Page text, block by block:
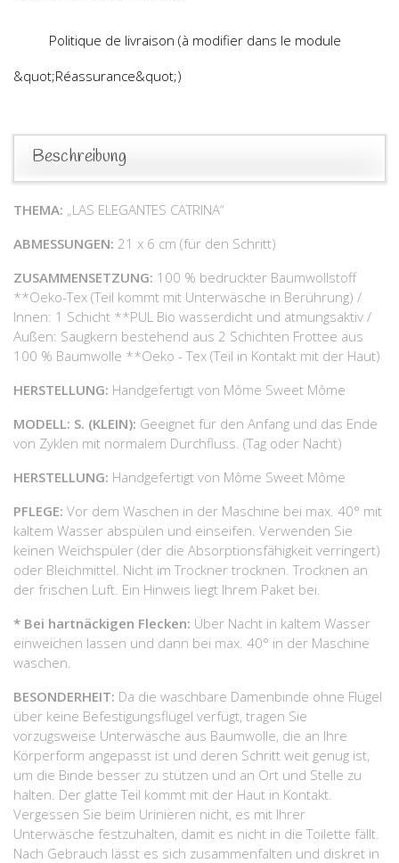
Politique de livraison (à modifier dans le module
&quot;Réassurance&quot;)
Beschreibung
THEMA: „LAS ELEGANTES CATRINA“
ABMESSUNGEN: 21 x 6 cm (für den Schritt)
ZUSAMMENSETZUNG: 100 % bedruckter Baumwollstoff
**Oeko-Tex (Teil kommt mit Unterwäsche in Berührung) /
Innen: 1 Schicht **PUL Bio wasserdicht und atmungsaktiv /
Außen: Saugkern bestehend aus 2 Schichten Frottee aus
100 % Baumwolle **Oeko - Tex (Teil in Kontakt mit der Haut)
HERSTELLUNG: Handgefertigt von Môme Sweet Môme
MODELL: S. (KLEIN): Geeignet für den Anfang und das Ende
von Zyklen mit normalem Durchfluss. (Tag oder Nacht)
HERSTELLUNG: Handgefertigt von Môme Sweet Môme
PFLEGE: Vor dem Waschen in der Maschine bei max. 40° mit
kaltem Wasser abspülen und einseifen. Verwenden Sie
keinen Weichspüler (der die Absorptionsfähigkeit verringert)
oder Bleichmittel. Nicht im Trockner trocknen. Trocknen an
der frischen Luft. Ein Hinweis liegt Ihrem Paket bei.
* Bei hartnäckigen Flecken: Über Nacht in kaltem Wasser
einweichen lassen und dann bei max. 40° in der Maschine
waschen.
BESONDERHEIT: Da die waschbare Damenbinde ohne Flügel
über keine Befestigungsflügel verfügt, tragen Sie
vorzugsweise Unterwäsche aus Baumwolle, die an Ihre
Körperform angepasst ist und deren Schritt weit genug ist,
um die Binde besser zu stützen und an Ort und Stelle zu
halten. Der glatte Teil kommt mit der Haut in Kontakt.
Vergessen Sie beim Urinieren nicht, es mit Ihrer
Unterwäsche festzuhalten, damit es nicht in die Toilette fällt.
Nach Gebrauch lässt es sich zusammenfalten und diskret in